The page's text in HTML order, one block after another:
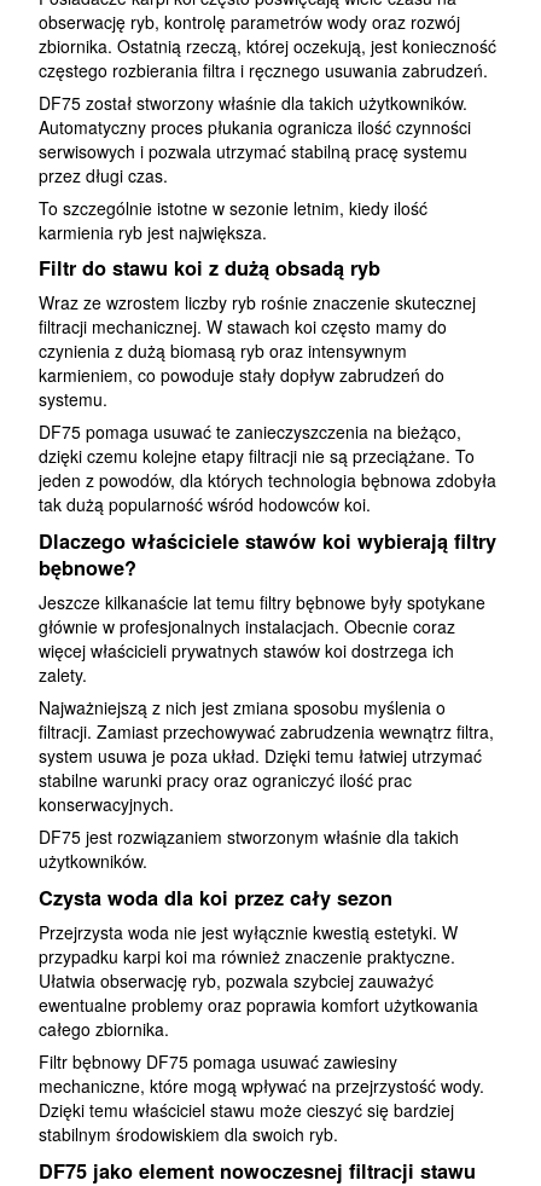
obserwację ryb, kontrolę parametrów wody oraz rozwój
zbiornika. Ostatnią rzeczą, której oczekują, jest konieczność
częstego rozbierania filtra i ręcznego usuwania zabrudzeń.
DF75 został stworzony właśnie dla takich użytkowników.
Automatyczny proces płukania ogranicza ilość czynności
serwisowych i pozwala utrzymać stabilną pracę systemu
przez długi czas.
To szczególnie istotne w sezonie letnim, kiedy ilość
karmienia ryb jest największa.
Filtr do stawu koi z dużą obsadą ryb
Wraz ze wzrostem liczby ryb rośnie znaczenie skutecznej
filtracji mechanicznej. W stawach koi często mamy do
czynienia z dużą biomasą ryb oraz intensywnym
karmieniem, co powoduje stały dopływ zabrudzeń do
systemu.
DF75 pomaga usuwać te zanieczyszczenia na bieżąco,
dzięki czemu kolejne etapy filtracji nie są przeciążane. To
jeden z powodów, dla których technologia bębnowa zdobyła
tak dużą popularność wśród hodowców koi.
Dlaczego właściciele stawów koi wybierają filtry
bębnowe?
Jeszcze kilkanaście lat temu filtry bębnowe były spotykane
głównie w profesjonalnych instalacjach. Obecnie coraz
więcej właścicieli prywatnych stawów koi dostrzega ich
zalety.
Najważniejszą z nich jest zmiana sposobu myślenia o
filtracji. Zamiast przechowywać zabrudzenia wewnątrz filtra,
system usuwa je poza układ. Dzięki temu łatwiej utrzymać
stabilne warunki pracy oraz ograniczyć ilość prac
konserwacyjnych.
DF75 jest rozwiązaniem stworzonym właśnie dla takich
użytkowników.
Czysta woda dla koi przez cały sezon
Przejrzysta woda nie jest wyłącznie kwestią estetyki. W
przypadku karpi koi ma również znaczenie praktyczne.
Ułatwia obserwację ryb, pozwala szybciej zauważyć
ewentualne problemy oraz poprawia komfort użytkowania
całego zbiornika.
Filtr bębnowy DF75 pomaga usuwać zawiesiny
mechaniczne, które mogą wpływać na przejrzystość wody.
Dzięki temu właściciel stawu może cieszyć się bardziej
stabilnym środowiskiem dla swoich ryb.
DF75 jako element nowoczesnej filtracji stawu